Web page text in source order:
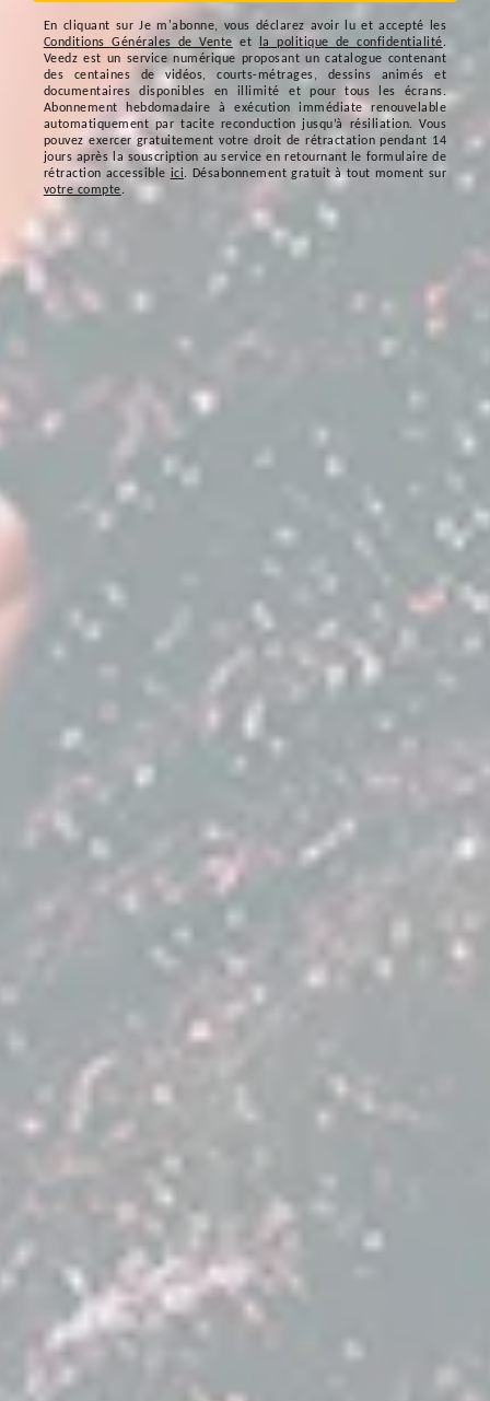
En cliquant surJe m'abonne, vous déclarez avoir lu et accepté les
Conditions Générales de Vente et la politique de confidentialité.
Veedz est un service numérique proposant un catalogue contenant
des centaines de vidéos, courts-métrages, dessins animés et
documentaires disponibles en illimité et pour tous les écrans.
Abonnement hebdomadaire à exécution immédiate renouvelable
automatiquement par tacite reconduction jusqu’à résiliation. Vous
pouvez exercer gratuitement votre droit de rétractation pendant 14
jours après la souscription au service en retournant le formulaire de
rétraction accessible ici. Désabonnement gratuit à tout moment sur
votre compte.